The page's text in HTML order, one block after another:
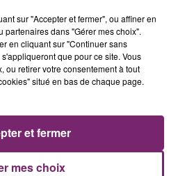
- Guinguette éphémère
!
sur "Accepter et fermer", ou affiner en
partenaires dans "Gérer mes choix".
en cliquant sur "Continuer sans
que pour ce site. Vous
ou retirer votre consentement à tout
situé en bas de chaque page.
mes choix
et fermer